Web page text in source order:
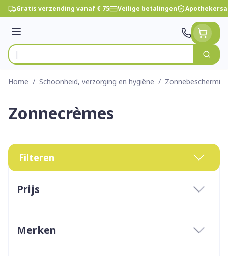
Ga naar de inhoud
Gratis verzending vanaf € 75 Veilige betalingen
Menu
Product, merk, categorie...
Zoek
Home / Schoonheid, verzorging en hygiëne / Zonnebescherming
Zonnecrèmes
Filteren
Prijs
Merken